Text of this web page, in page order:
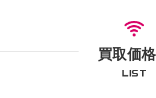
買取価
LIST